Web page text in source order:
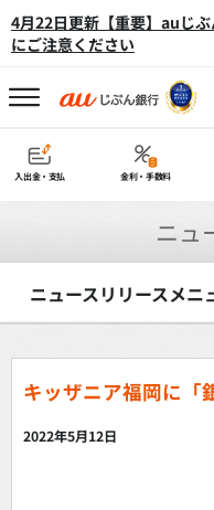
4月22日更新【重要】auじ
にご注意ください
入出金・支払 金利・手数料
ニュ
ニュースリリースメニ
キッザニア福岡に「
2022年5月12日